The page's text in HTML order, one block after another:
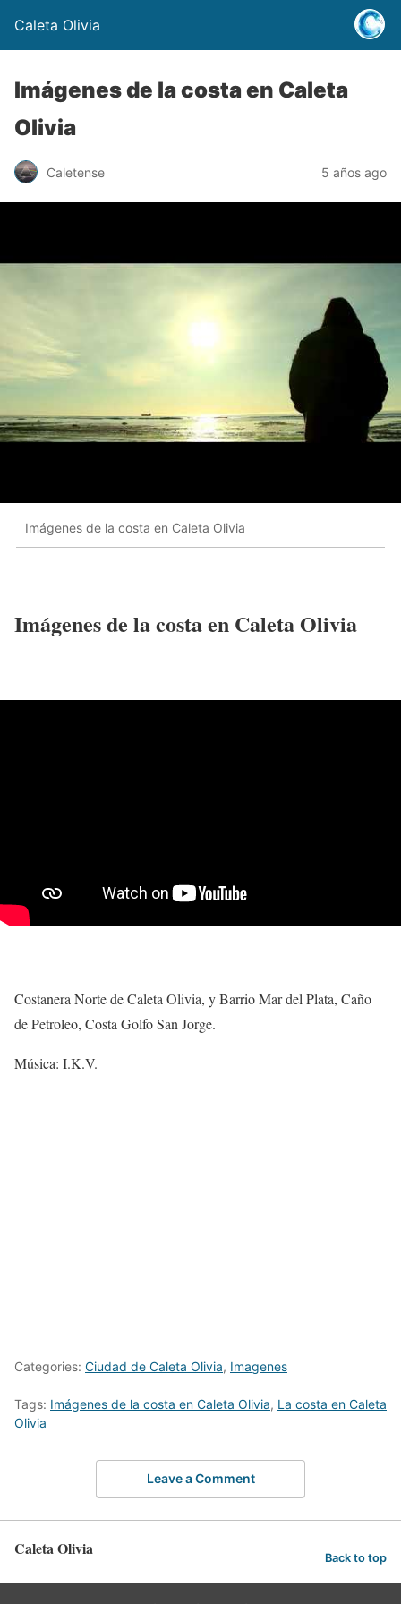
Caleta Olivia
Imágenes de la costa en Caleta
Olivia
Caletense 5 años ago
Imágenes de la costa en Caleta Olivia
Imágenes de la costa en Caleta Olivia
Costanera Norte de Caleta Olivia, y Barrio Mar del Plata, Caño
de Petroleo, Costa Golfo San Jorge.
Música: I.K.V.
Categories: Ciudad de Caleta Olivia, Imagenes
Tags: Imágenes de la costa en Caleta Olivia, La costa en Caleta
Olivia
Leave a Comment
Caleta Olivia Back to top